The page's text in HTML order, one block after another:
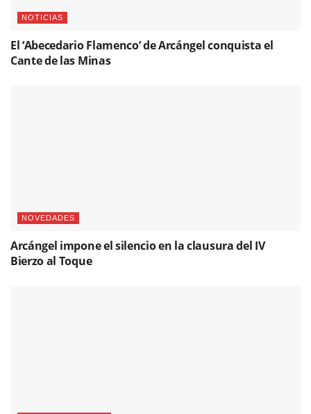
NOTICIAS
El ‘Abecedario Flamenco’ de Arcángel conquista el
Cante de las Minas
NOVEDADES
Arcángel impone el silencio en la clausura del IV
Bierzo al Toque